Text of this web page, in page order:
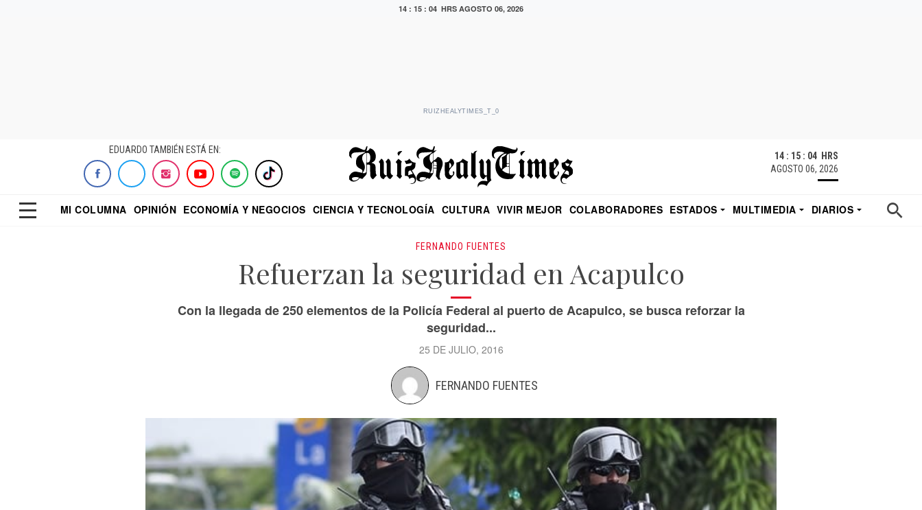
14 : 15 : 05 HRS AGOSTO 06, 2026
RUIZHEALYTIMES_T_0
EDUARDO TAMBIÉN ESTÁ EN:
14 : 15 : 05 HRS
AGOSTO 06, 2026
MI COLUMNA OPINIÓN ECONOMÍA Y NEGOCIOS CIENCIA Y TECNOLOGÍA CULTURA VIVIR MEJOR COLABORADORES ESTADOS MULTIMEDIA
DIARIOS
FERNANDO FUENTES
Refuerzan la seguridad en Acapulco
Con la llegada de 250 elementos de la Policía Federal al puerto de Acapulco, se busca reforzar la
seguridad...
25 DE JULIO, 2016
FERNANDO FUENTES